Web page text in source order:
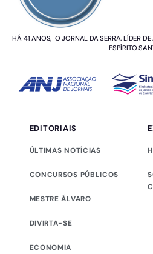
HÁ 41 ANOS, O JORNAL DA SERRA. LÍDER
ESPÍRITO
EDITORIAIS
ÚLTIMAS NOTÍCIAS
CONCURSOS PÚBLICOS
MESTRE ÁLVARO
DIVIRTA-SE
ECONOMIA